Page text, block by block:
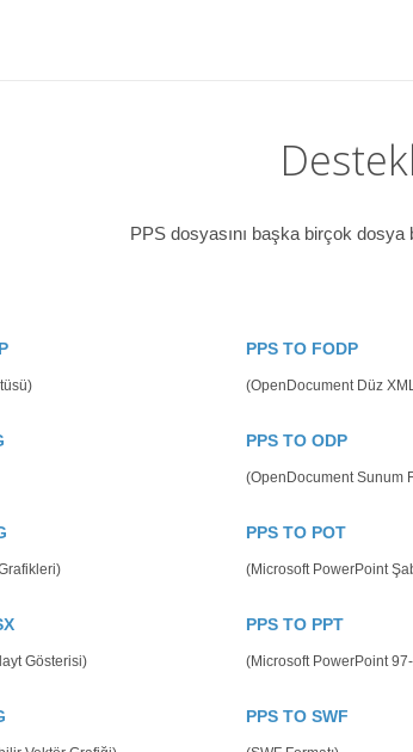
PPS dosyasını başka birçok
PPS TO FODP
(OpenDocument Düz
PPS TO ODP
(OpenDocument Sunum
PPS TO POT
(Microsoft PowerPoint
Gösterisi)
PPS TO PPT
(Microsoft PowerPoint
PPS TO SWF